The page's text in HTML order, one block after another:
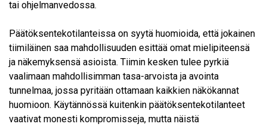
tai ohjelmanvedossa.
Päätöksentekotilanteissa on syytä huomioida, että jokainen
tiimiläinen saa mahdollisuuden esittää omat mielipiteensä
ja näkemyksensä asioista. Tiimin kesken tulee pyrkiä
vaalimaan mahdollisimman tasa-arvoista ja avointa
tunnelmaa, jossa pyritään ottamaan kaikkien näkökannat
huomioon. Käytännössä kuitenkin päätöksentekotilanteet
vaativat monesti kompromisseja, mutta näistä